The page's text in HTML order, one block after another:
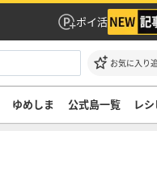
ポイ活
お気に入り
ゆめしま 公式島一覧 レ